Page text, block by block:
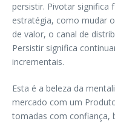
persistir. Pivotar significa
estratégia, como mudar
de valor, o canal de
Persistir significa
incrementais.
Esta é a beleza da
mercado com um
tomadas com confiança,